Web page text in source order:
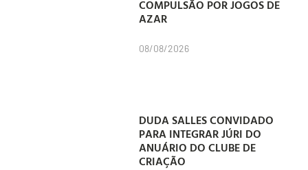
COMPULSÃO POR JOGOS DE
AZAR
08/08/2026
DUDA SALLES CONVIDADO
PARA INTEGRAR JÚRI DO
ANUÁRIO DO CLUBE DE
CRIAÇÃO